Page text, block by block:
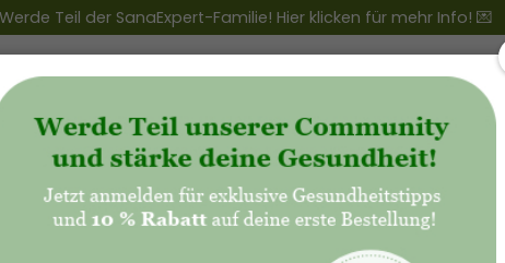
Werde Teil der SanaExpert-Familie! Hier klicken für mehr Info! 💌
Club